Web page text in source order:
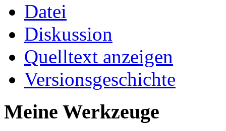
Datei
Diskussion
Quelltext anzeigen
Versionsgeschichte
Meine Werkzeuge